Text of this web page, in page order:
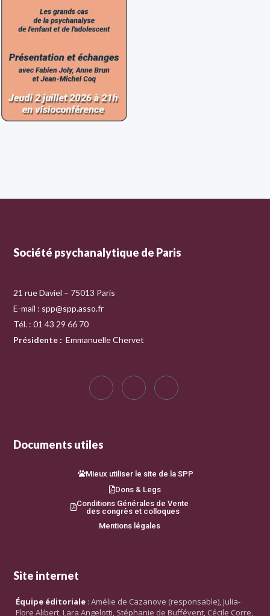
Société psychanalytique de Paris
21 rue Daviel – 75013 Paris
E-mail : spp@spp.asso.fr
Tél. : 01 43 29 66 70
Présidente : Emmanuelle Chervet
Documents utiles
Mieux utiliser le site de la SPP
Dons & Legs
Conditions Générales de Vente
des congrès et colloques
Mentions légales
Site internet
Équipe éditoriale : Amélie de Cazanove (responsable), Julia-
Flore Alibert, Lara Angelotti, Stéphanie de Buffévent, Cécile Corre,